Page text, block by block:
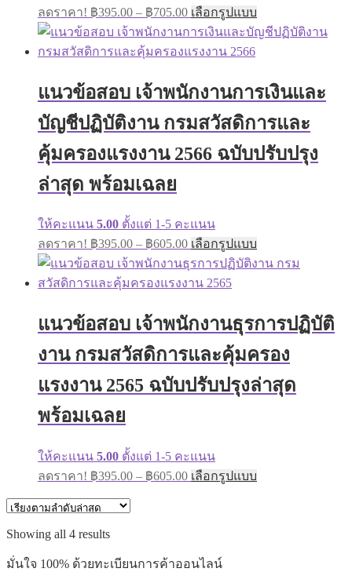
ลดราคา! ฿395.00 – ฿705.00Price
range:
฿395.00
through
เลือกรูปแบบ
product
has
options
be
chosen
on
the
แนวข้อสอบ เจ้าพนักงานการเงินและ
บัญชีปฏิบัติงาน กรมสวัสดิการและ
คุ้มครองแรงงาน 2566 ฉบับปรับปรุง
ล่าสุด พร้อมเฉลย
ให้คะแนน 5.00 ตั้งแต่ 1-5 คะแนน
ลดราคา! ฿395.00 – ฿605.00Price
range:
฿395.00
through
เลือกรูปแบบ
product
has
options
be
chosen
on
the
แนวข้อสอบ เจ้าพนักงานธุรการปฏิบัติ
งาน กรมสวัสดิการและคุ้มครอง
แรงงาน 2565 ฉบับปรับปรุงล่าสุด
พร้อมเฉลย
ให้คะแนน 5.00 ตั้งแต่ 1-5 คะแนน
ลดราคา! ฿395.00 – ฿605.00Price
range:
เลือกรูปแบบ
product
Showing all 4 resultsSorted
latest
มั่นใจ 100% ด้วยทะเบียนการค้าออนไลน์